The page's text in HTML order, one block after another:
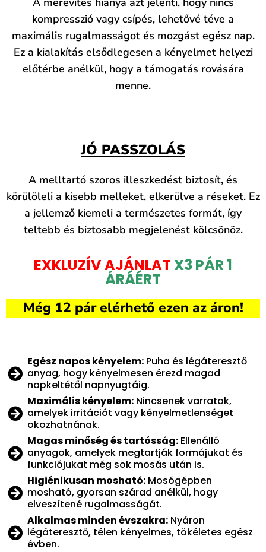
kompresszió vagy csípés, lehetővé téve a
maximális rugalmasságot és mozgást egész nap.
Ez a kialakítás elsődlegesen a kényelmet helyezi
előtérbe anélkül, hogy a támogatás rovására
menne.
JÓ PASSZOLÁS
A melltartó szoros illeszkedést biztosít, és
körülöleli a kisebb melleket, elkerülve a réseket. Ez
a jellemző kiemeli a természetes formát, így
teltebb és biztosabb megjelenést kölcsönöz.
EXKLUZÍV AJÁNLATX3 PÁR 1
ÁRÁÉRT
Még 12 pár elérhető ezen az áron!
Egész napos kényelem: Puha és légáteresztő
anyag, hogy kényelmesen érezd magad
napkeltétől napnyugtáig.
Maximális kényelem: Nincsenek varratok,
amelyek irritációt vagy kényelmetlenséget
okozhatnának.
Magas minőség és tartósság: Ellenálló
anyagok, amelyek megtartják formájukat és
funkciójukat még sok mosás után is.
Higiénikusan mosható: Mosógépben
mosható, gyorsan szárad anélkül, hogy
elveszítené rugalmasságát.
Alkalmas minden évszakra: Nyáron
légáteresztő, télen kényelmes, tökéletes egész
évben.